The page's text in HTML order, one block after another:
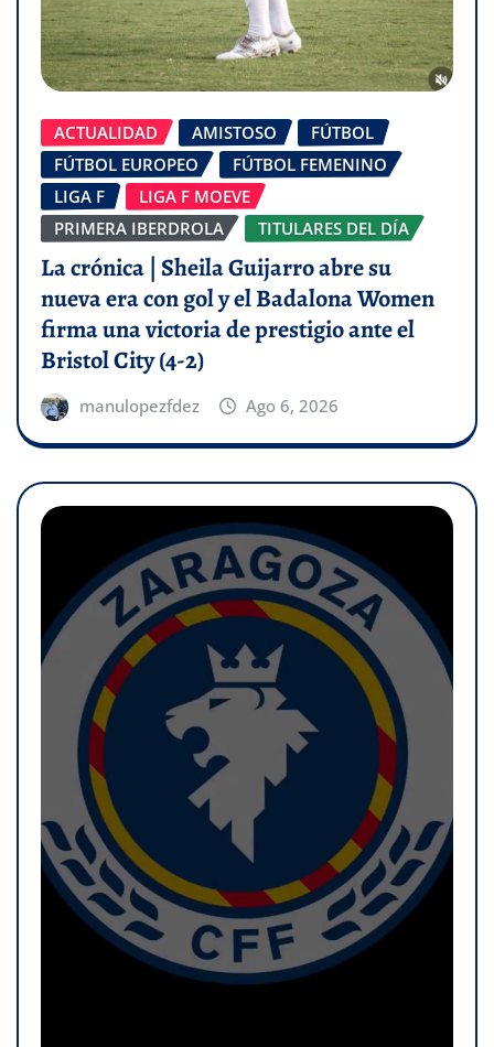
ACTUALIDAD AMISTOSO
FÚTBOL
FÚTBOL EUROPEO
FÚTBOL FEMENINO
LIGA F
LIGA F MOEVE
PRIMERA IBERDROLA
TITULARES DEL DÍA
La crónica | Sheila Guijarro abre su
nueva era con gol y el Badalona Women
firma una victoria de prestigio ante el
Bristol City (4-2)
manulopezfdez Ago 6, 2026